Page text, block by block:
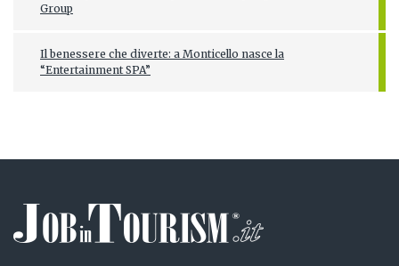
Group
Il benessere che diverte: a Monticello nasce la
“Entertainment SPA”